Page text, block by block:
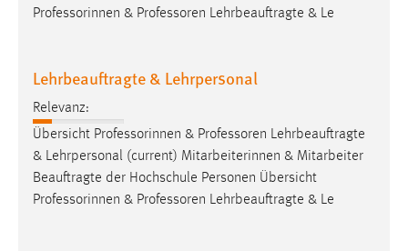
Professorinnen & Professoren Lehrbeauftragte & Le
Lehrbeauftragte & Lehrpersonal
Relevanz:
Übersicht Professorinnen & Professoren Lehrbeauftragte
& Lehrpersonal (current) Mitarbeiterinnen & Mitarbeiter
Beauftragte der Hochschule Personen Übersicht
Professorinnen & Professoren Lehrbeauftragte & Le